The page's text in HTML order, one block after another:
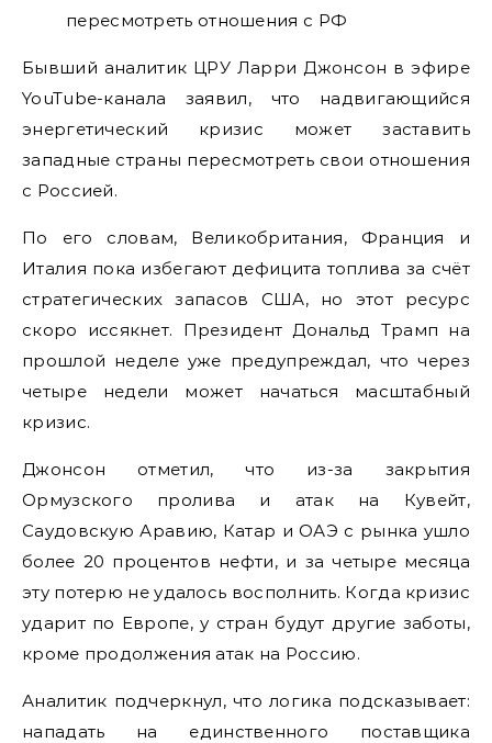
Бывший аналитик ЦРУ Ларри Джонсон в эфире
YouTube-канала заявил, что надвигающийся
энергетический кризис может заставить
западные страны пересмотреть свои отношения
с Россией.
По его словам, Великобритания, Франция и
Италия пока избегают дефицита топлива за счёт
стратегических запасов США, но этот ресурс
скоро иссякнет. Президент Дональд Трамп на
прошлой неделе уже предупреждал, что через
четыре недели может начаться масштабный
кризис.
Джонсон отметил, что из-за закрытия
Ормузского пролива и атак на Кувейт,
Саудовскую Аравию, Катар и ОАЭ с рынка ушло
более 20 процентов нефти, и за четыре месяца
эту потерю не удалось восполнить. Когда кризис
ударит по Европе, у стран будут другие заботы,
кроме продолжения атак на Россию.
Аналитик подчеркнул, что логика подсказывает:
нападать на единственного поставщика